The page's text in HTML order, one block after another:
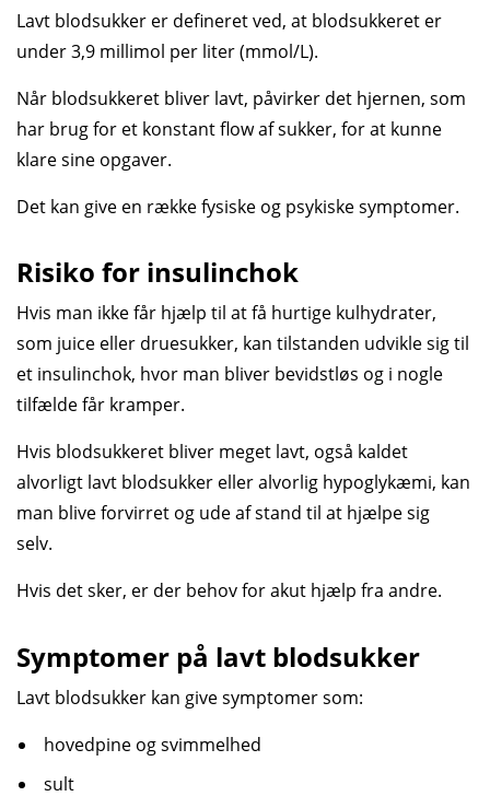
Lavt blod­sukker er defineret ved, at blod­sukkeret er
under 3,9 millimol per liter (mmol/L).
Når blodsukkeret bliver lavt, påvirker det hjernen, som
har brug for et konstant flow af sukker, for at kunne
klare sine opgaver.
Det kan give en række fysiske og psykiske symptomer.
Risiko for insulinchok
Hvis man ikke får hjælp til at få hurtige kulhydrater,
som juice eller drue­sukker, kan tilstanden udvikle sig til
et insulin­chok, hvor man bliver bevidstløs og i nogle
tilfælde får kramper.
Hvis blod­sukkeret bliver meget lavt, også kaldet
alvorligt lavt blodsukker eller alvorlig hypoglykæmi, kan
man blive forvirret og ude af stand til at hjælpe sig
selv.
Hvis det sker, er der behov for akut hjælp fra andre.
Symptomer på lavt blod­sukker
Lavt blod­sukker kan give symptomer som:
hovedpine og svimmelhed
sult